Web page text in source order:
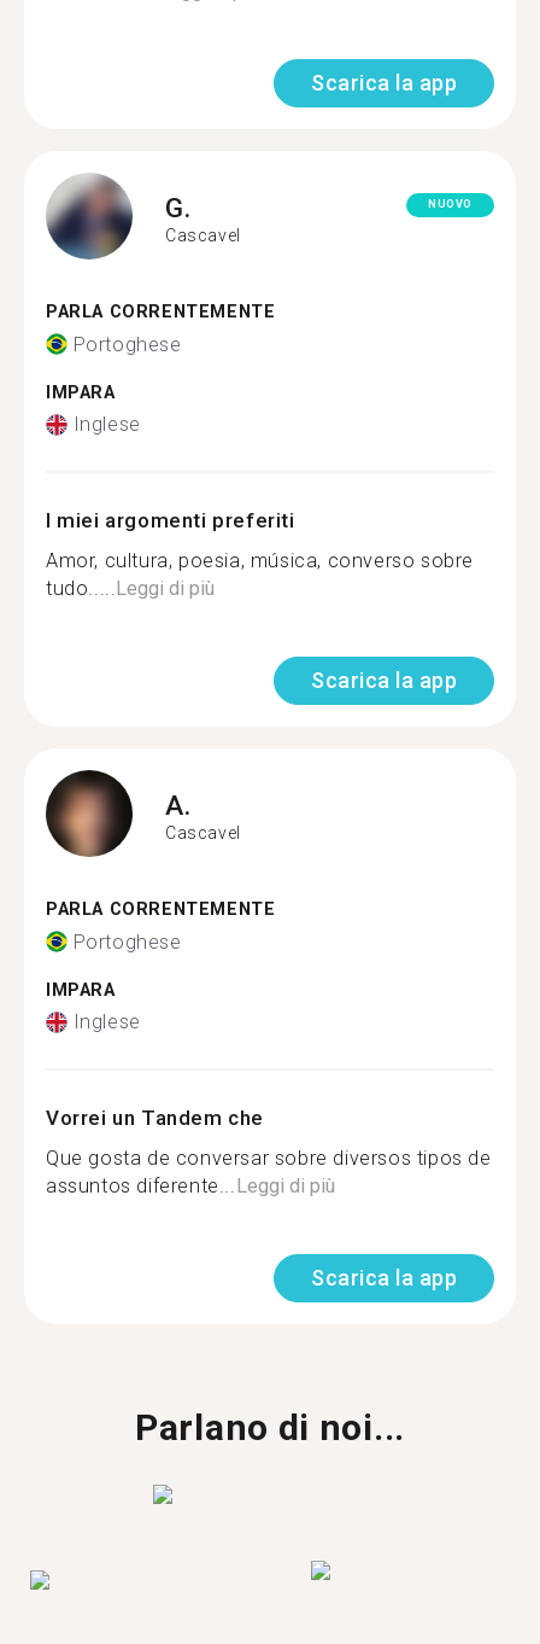
Scarica la app
G.
Cascavel
NUOVO
PARLA CORRENTEMENTE
Portoghese
IMPARA
Inglese
I miei argomenti preferiti
Amor, cultura, poesia, música, converso sobre
tudo.....Leggi di più
Scarica la app
A.
Cascavel
PARLA CORRENTEMENTE
Portoghese
IMPARA
Inglese
Vorrei un Tandem che
Que gosta de conversar sobre diversos tipos de
assuntos diferente...Leggi di più
Scarica la app
Parlano di noi...